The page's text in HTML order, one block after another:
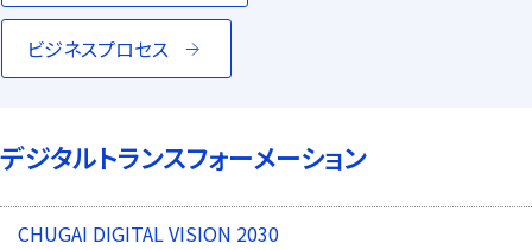
ビジネスプロセス
デジタルトランスフォーメーション
CHUGAI DIGITAL VISION 2030